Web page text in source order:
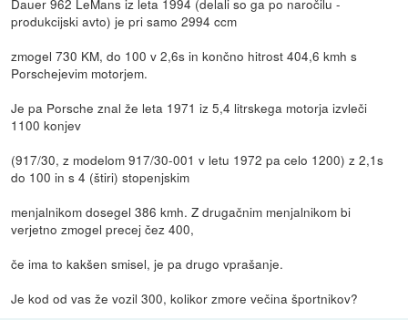
produkcijski avto) je pri samo 2994 ccm
zmogel 730 KM, do 100 v 2,6s in končno hitrost 404,6 kmh s
Porschejevim motorjem.
Je pa Porsche znal že leta 1971 iz 5,4 litrskega motorja izvleči
1100 konjev
(917/30, z modelom 917/30-001 v letu 1972 pa celo 1200) z 2,1s
do 100 in s 4 (štiri) stopenjskim
menjalnikom dosegel 386 kmh. Z drugačnim menjalnikom bi
verjetno zmogel precej čez 400,
če ima to kakšen smisel, je pa drugo vprašanje.
Je kod od vas že vozil 300, kolikor zmore večina športnikov?